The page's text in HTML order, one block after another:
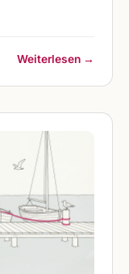
Weiterlesen →